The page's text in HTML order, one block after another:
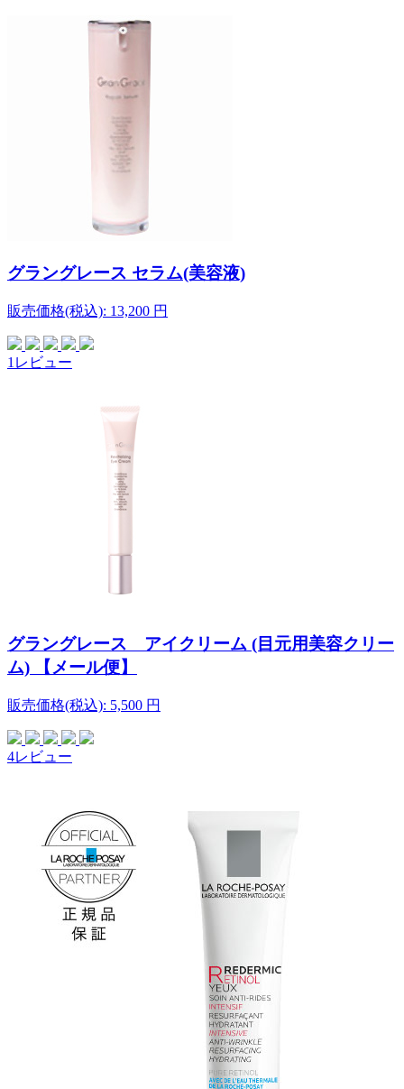
グラングレース セラム(美容液)
販売価格(税込): 13,200 円
1レビュー
グラングレース アイクリーム (目元用美容クリー
ム) 【メール便】
販売価格(税込): 5,500 円
4レビュー